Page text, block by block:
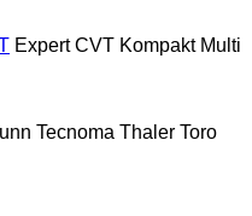
Expert CVT Kompakt Multi
Tecnoma Thaler Toro